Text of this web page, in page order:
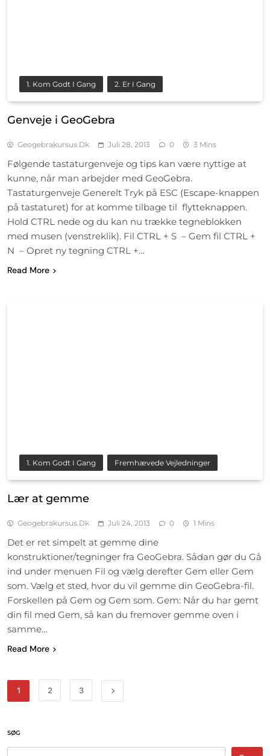
1. Kom Godt I Gang 2. Er I Gang
Genveje i GeoGebra
Geogebrakursus.dk Juli 28, 2013 0 3 Mins
Følgende tastaturgenveje og tips kan være nyttige at
kunne, når man arbejder med GeoGebra.
Tastaturgenveje Generelt Tryk på ESC (Escape-knappen
på tastaturet) for at komme tilbage til flytteknappen.
Hold CTRL nede og du kan nu trække tegneblokken
med musen (venstreklik). Fil CTRL + S – Gem fil CTRL +
N – Opret ny tegning CTRL +…
Read More
1. Kom Godt I Gang Fremhævede Vejledninger
Lær at gemme
Geogebrakursus.dk Juli 24, 2013 0 1 Mins
Det er ret simpelt at gemme dine
konstruktioner/tegninger fra GeoGebra. Sådan gør du Gå
ind under menuen Fil og vælg derefter Gem eller Gem
som. Vælg et sted, hvor du vil gemme din GeoGebra-fil.
Forskellen på Gem og Gem som. Gem: Når du har gemt
din fil med Gem, så kan du fremover gemme oven i
samme…
Read More
1 2 3
SØG